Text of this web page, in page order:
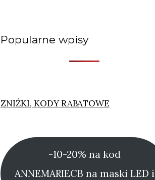
Popularne wpisy
ZNIŻKI, KODY RABATOWE
-10-20% na kod
ANNEMARIECB na maski LED i